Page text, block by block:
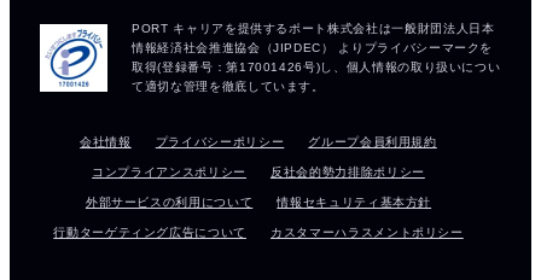
会社情報 プライバシーポリシー グループ会員利用規約
コンプライアンスポリシー 反社会的勢力排除ポリシー
外部サービスの利用について 情報セキュリティ基本方針
行動ターゲティング広告について カスタマーハラスメントポリシー